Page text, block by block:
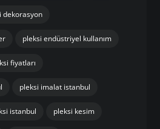
dekorasyon
pleksi endüstriyel kullanım
fiyatları
pleksi imalat istanbul
istanbul pleksi kesim